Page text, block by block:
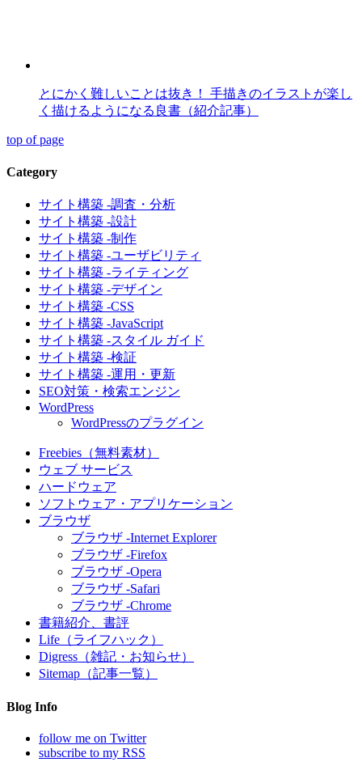
とにかく難しいことは抜き！ 手描きのイラストが楽し
く描けるようになる良書（紹介記事）
top of page
Category
サイト構築 -調査・分析
サイト構築 -設計
サイト構築 -制作
サイト構築 -ユーザビリティ
サイト構築 -ライティング
サイト構築 -デザイン
サイト構築 -CSS
サイト構築 -JavaScript
サイト構築 -スタイル ガイド
サイト構築 -検証
サイト構築 -運用・更新
SEO対策・検索エンジン
WordPress
WordPressのプラグイン
Freebies（無料素材）
ウェブ サービス
ハードウェア
ソフトウェア・アプリケーション
ブラウザ
ブラウザ -Internet Explorer
ブラウザ -Firefox
ブラウザ -Opera
ブラウザ -Safari
ブラウザ -Chrome
書籍紹介、書評
Life（ライフハック）
Digress（雑記・お知らせ）
Sitemap（記事一覧）
Blog Info
follow me on Twitter
subscribe to my RSS